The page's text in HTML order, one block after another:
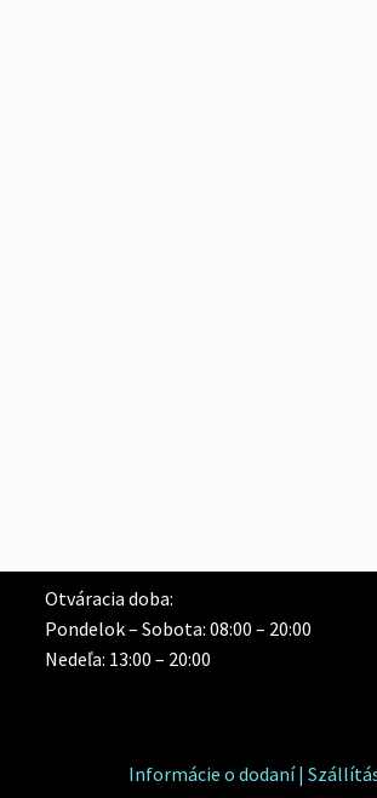
Otváracia doba:
Pondelok – Sobota: 08:00 – 20:00
Nedeľa: 13:00 – 20:00
Informácie o dodaní |